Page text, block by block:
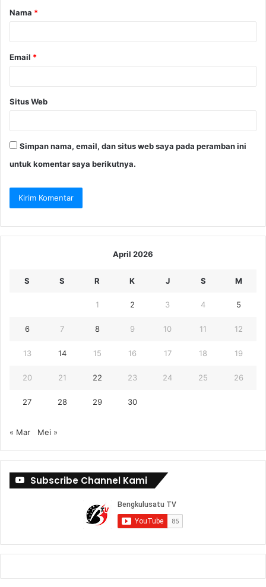
Nama *
Email *
Situs Web
Simpan nama, email, dan situs web saya pada peramban ini
untuk komentar saya berikutnya.
April 2026
S S R K J S M
1 2 3 4 5
6 7 8 9 10 11 12
13 14 15 16 17 18 19
20 21 22 23 24 25 26
27 28 29 30
« Mar Mei »
Subscribe Channel Kami